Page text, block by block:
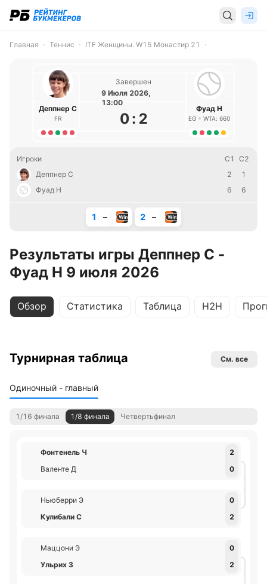
Главная Теннис ITF Женщины. W15 Монастир 21
Деппнер С
FR
Завершен
9 Июля 2026,
13:00
0: 2
Фуад Н
EG WTA: 660
Игроки С1
С2
Деппнер С
2
1
Фуад Н
6 6
1 – 2 –
Результаты игры Деппнер С -
Фуад Н 9 июля 2026
Обзор Статистика Таблица H2H
Турнирная таблица См. все
Одиночный - главный
1/16 финала 1/8 финала Четвертьфинал
Фонтенель Ч
2
Валенте Д
0
Ньюберри Э
0
Кулибали С
2
Маццони Э
0
Ульрих З
2